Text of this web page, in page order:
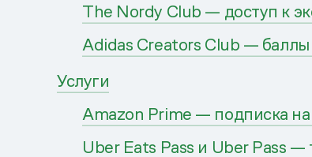
The Nordy Club — доступ к
Adidas Creators Club —
Услуги
Amazon Prime — подписка
Uber Eats Pass и Uber Pass —